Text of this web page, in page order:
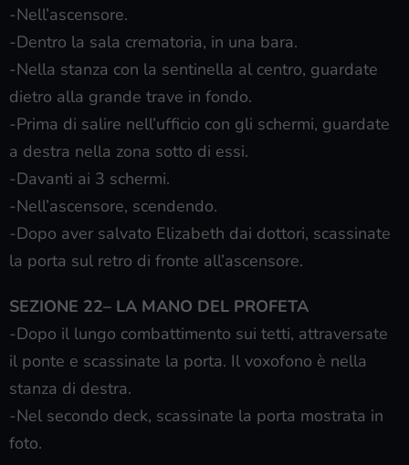
-Nell’ascensore.
-Dentro la sala crematoria, in una bara.
-Nella stanza con la sentinella al centro, guardate
dietro alla grande trave in fondo.
-Prima di salire nell’ufficio con gli schermi, guardate
a destra nella zona sotto di essi.
-Davanti ai 3 schermi.
-Nell’ascensore, scendendo.
-Dopo aver salvato Elizabeth dai dottori, scassinate
la porta sul retro di fronte all’ascensore.
SEZIONE 22– LA MANO DEL PROFETA
-Dopo il lungo combattimento sui tetti, attraversate
il ponte e scassinate la porta. Il voxofono è nella
stanza di destra.
-Nel secondo deck, scassinate la porta mostrata in
foto.